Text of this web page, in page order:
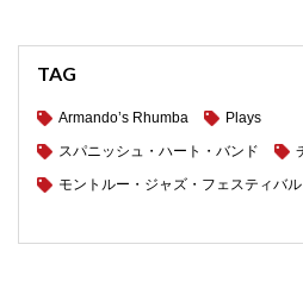
TAG
Armando’s Rhumba
Plays
スパニッシュ・ハート・バンド
モントルー・ジャズ・フェスティバル